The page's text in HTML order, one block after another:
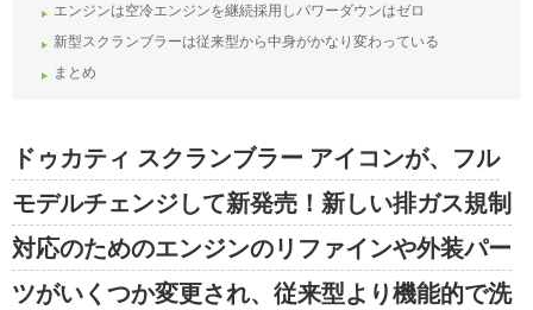
エンジンは空冷エンジンを継続採用しパワーダウンはゼロ
新型スクランブラーは従来型から中身がかなり変わっている
まとめ
ドゥカティ スクランブラー アイコンが、フル
モデルチェンジして新発売！新しい排ガス規制
対応のためのエンジンのリファインや外装パー
ツがいくつか変更され、従来型より機能的で洗